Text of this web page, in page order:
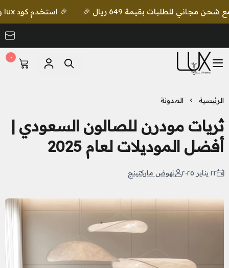
🎉 استخدم كود lux واحصل على خصم إضافي مع شحن مجاني للطلبات بقيمة 649 ريال 🎉
LUX Lighting
٠
الرئيسية المدونة
ثريات مودرن للصالون السعودي |
أفضل الموديلات لعام 2025
٢٢ يناير ٢٠٢٥ نهوض ماركتينج